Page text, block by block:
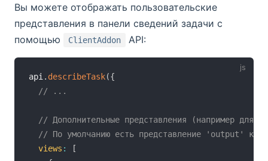
Вы можете отображать пользовательские
представления в панели сведений задачи с
помощью
ClientAddon API:
api . describeTask({
// ...
// Дополнительные представления (например для
// По умолчанию есть представление 'output'
views :
[